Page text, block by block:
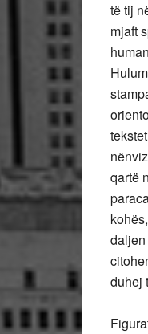
të tij
mjaft
qartë
daljen
duhej